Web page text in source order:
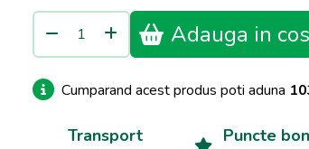
Adauga in cos
Cumparand acest produs poti aduna
Transport
Puncte